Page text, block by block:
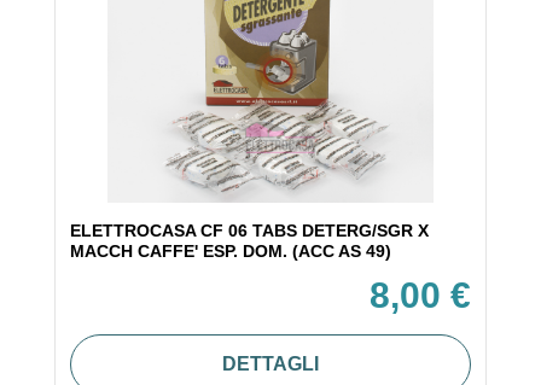
ELETTROCASA CF 06 TABS DETERG/SGR X
MACCH CAFFE' ESP. DOM. (ACC AS 49)
8,00 €
DETTAGLI